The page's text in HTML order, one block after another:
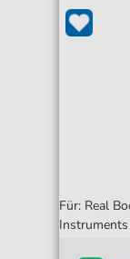
Für: Real
Instruments